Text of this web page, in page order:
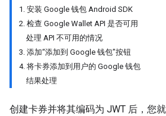
1. 安装 Google 钱包 Android SDK
2. 检查 Google Wallet API 是否可用
处理 API 不可用的情况
3. 添加“添加到 Google 钱包”按钮
4. 将卡券添加到用户的 Google 钱包
结果处理
创建卡券并将其编码为 JWT 后，您